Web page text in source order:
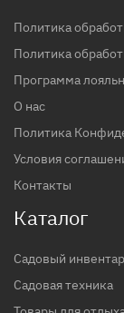
Политика
Политика
Программа
О нас
Политика
Условия
Контакты
Каталог
Садовый
Садовая техника